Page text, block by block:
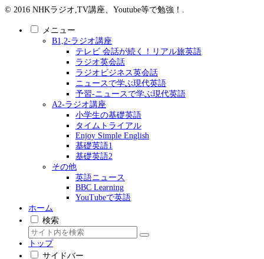
© 2016 NHKラジオ,TV講座、Youtube等で勉強！.
メニュー
B1,2-ラジオ講座
テレビ 会話が続く！リアル旅英語
ラジオ英会話
ラジオビジネス英会話
ニュースで学ぶ現代英語
予習-ニュースで学ぶ現代英語
A2-ラジオ講座
小学生の基礎英語
タイムトライアル
Enjoy Simple English
基礎英語1
基礎英語2
その他
英語ニュース
BBC Learning
YouTubeで英語
ホーム
検索
トップ
サイドバー